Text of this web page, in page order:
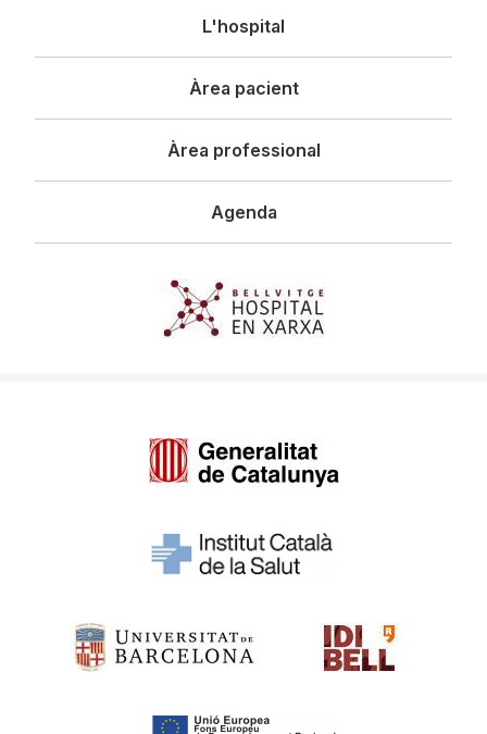
principal
L'hospital
Àrea pacient
Àrea professional
Agenda